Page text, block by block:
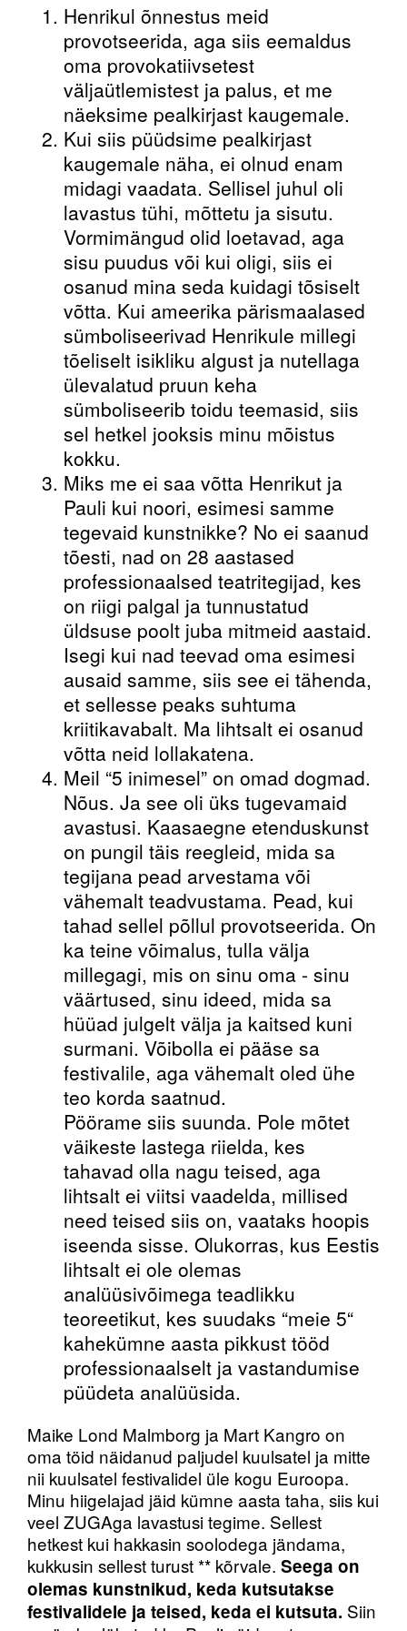
Henrikul õnnestus meid
provotseerida, aga siis eemaldus
oma provokatiivsetest
väljaütlemistest ja palus, et me
näeksime pealkirjast kaugemale.
Kui siis püüdsime pealkirjast
kaugemale näha, ei olnud enam
midagi vaadata. Sellisel juhul oli
lavastus tühi, mõttetu ja sisutu.
Vormimängud olid loetavad, aga
sisu puudus või kui oligi, siis ei
osanud mina seda kuidagi tõsiselt
võtta. Kui ameerika pärismaalased
sümboliseerivad Henrikule millegi
tõeliselt isikliku algust ja nutellaga
ülevalatud pruun keha
sümboliseerib toidu teemasid, siis
sel hetkel jooksis minu mõistus
kokku.
Miks me ei saa võtta Henrikut ja
Pauli kui noori, esimesi samme
tegevaid kunstnikke? No ei saanud
tõesti, nad on 28 aastased
professionaalsed teatritegijad, kes
on riigi palgal ja tunnustatud
üldsuse poolt juba mitmeid aastaid.
Isegi kui nad teevad oma esimesi
ausaid samme, siis see ei tähenda,
et sellesse peaks suhtuma
kriitikavabalt. Ma lihtsalt ei osanud
võtta neid lollakatena.
Meil “5 inimesel” on omad dogmad.
Nõus. Ja see oli üks tugevamaid
avastusi. Kaasaegne etenduskunst
on pungil täis reegleid, mida sa
tegijana pead arvestama või
vähemalt teadvustama. Pead, kui
tahad sellel põllul provotseerida. On
ka teine võimalus, tulla välja
millegagi, mis on sinu oma - sinu
väärtused, sinu ideed, mida sa
hüüad julgelt välja ja kaitsed kuni
surmani. Võibolla ei pääse sa
festivalile, aga vähemalt oled ühe
teo korda saatnud.
Pöörame siis suunda. Pole mõtet
väikeste lastega riielda, kes
tahavad olla nagu teised, aga
lihtsalt ei viitsi vaadelda, millised
need teised siis on, vaataks hoopis
iseenda sisse. Olukorras, kus Eestis
lihtsalt ei ole olemas
analüüsivõimega teadlikku
teoreetikut, kes suudaks “meie 5“
kahekümne aasta pikkust tööd
professionaalselt ja vastandumise
püüdeta analüüsida.
Maike Lond Malmborg ja Mart Kangro on
oma töid näidanud paljudel kuulsatel ja mitte
nii kuulsatel festivalidel üle kogu Euroopa.
Minu hiigelajad jäid kümne aasta taha, siis kui
veel ZUGAga lavastusi tegime. Sellest
hetkest kui hakkasin soolodega jändama,
kukkusin sellest turust ** kõrvale. Seega on
olemas kunstnikud, keda kutsutakse
festivalidele ja teised, keda ei kutsuta. Siin